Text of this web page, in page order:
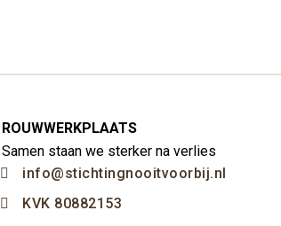
ROUWWERKPLAATS
Samen staan we sterker na verlies
info@stichtingnooitvoorbij.nl
KVK 80882153